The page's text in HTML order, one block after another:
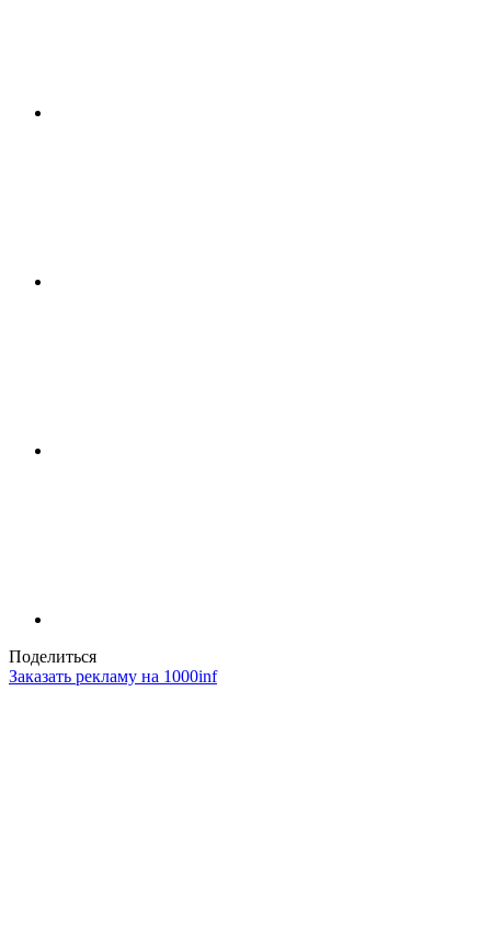
Поделиться
Заказать рекламу на 1000inf